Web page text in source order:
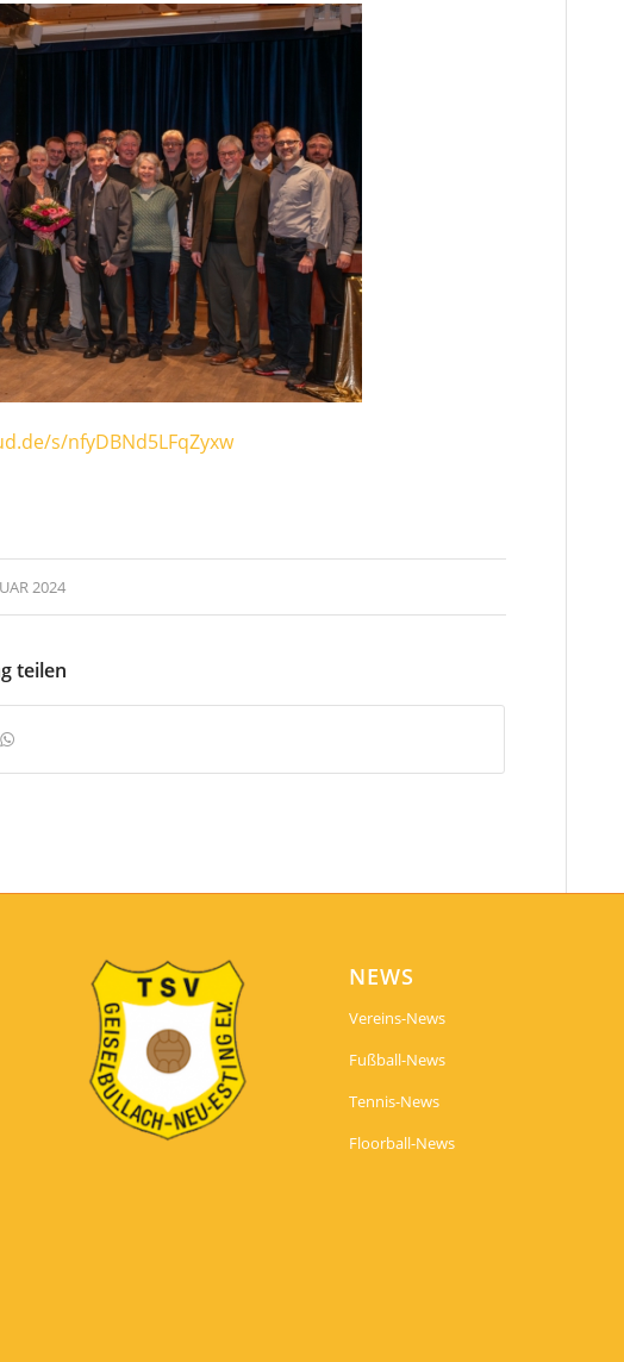
s/nfyDBNd5LFqZyxw
2024
teilen
NEWS
Vereins-News
Fußball-News
Tennis-News
Floorball-News